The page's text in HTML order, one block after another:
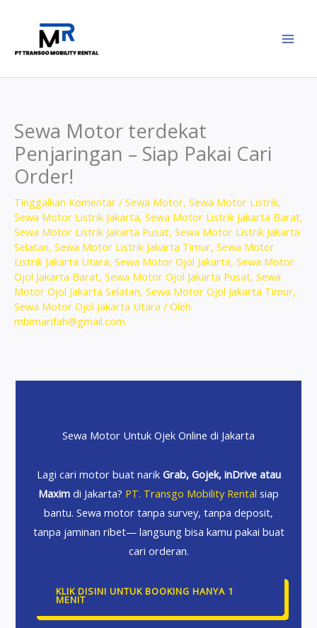
konten
Sewa Motor terdekat
Penjaringan – Siap Pakai Cari
Order!
Tinggalkan Komentar / Sewa Motor, Sewa Motor Listrik,
Sewa Motor Listrik Jakarta, Sewa Motor Listrik Jakarta Barat,
Sewa Motor Listrik Jakarta Pusat, Sewa Motor Listrik Jakarta
Selatan, Sewa Motor Listrik Jakarta Timur, Sewa Motor
Listrik Jakarta Utara, Sewa Motor Ojol Jakarta, Sewa Motor
Ojol Jakarta Barat, Sewa Motor Ojol Jakarta Pusat, Sewa
Motor Ojol Jakarta Selatan, Sewa Motor Ojol Jakarta Timur,
Sewa Motor Ojol Jakarta Utara / Oleh
mbimarifah@gmail.com
Sewa Motor Untuk Ojek Online di Jakarta
Lagi cari motor buat narik Grab, Gojek, inDrive atau
Maxim di Jakarta? PT. Transgo Mobility Rental siap
bantu. Sewa motor tanpa survey, tanpa deposit,
tanpa jaminan ribet— langsung bisa kamu pakai buat
cari orderan.
KLIK DISINI UNTUK BOOKING HANYA 1
MENIT